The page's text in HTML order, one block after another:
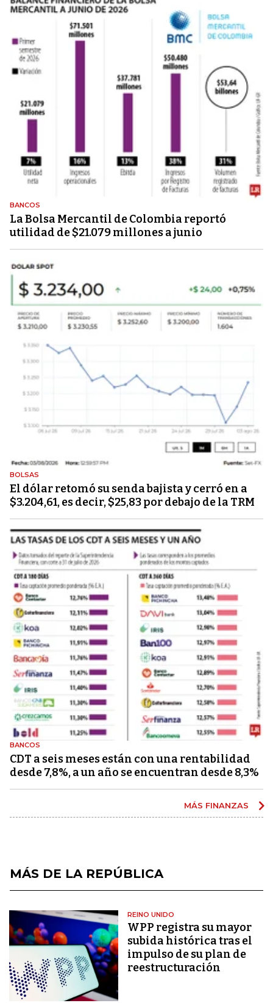
BANCOS
La Bolsa Mercantil de Colombia reportó
utilidad de $21.079 millones a junio
BOLSAS
El dólar retomó su senda bajista y cerró en a
$3.204,61, es decir, $25,83 por debajo de la TRM
BANCOS
CDT a seis meses están con una rentabilidad
desde 7,8%, a un año se encuentran desde 8,3%
MÁS FINANZAS
MÁS DE LA REPÚBLICA
REINO UNIDO
WPP registra su mayor
subida histórica tras el
impulso de su plan de
reestructuración